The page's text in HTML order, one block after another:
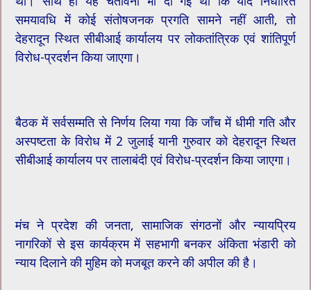
समयावधि में कोई संतोषजनक प्रगति सामने नहीं आती, तो
देहरादून स्थित सीबीआई कार्यालय पर लोकतांत्रिक एवं शांतिपूर्ण
विरोध-प्रदर्शन किया जाएगा।
बैठक में सर्वसम्मति से निर्णय लिया गया कि जाँच में धीमी गति और
अस्पष्टता के विरोध में 2 जुलाई यानी गुरुवार को देहरादून स्थित
सीबीआई कार्यालय पर तालाबंदी एवं विरोध-प्रदर्शन किया जाएगा।
मंच ने प्रदेश की जनता, सामाजिक संगठनों और न्यायप्रिय
नागरिकों से इस कार्यक्रम में सहभागी बनकर अंकिता भंडारी को
न्याय दिलाने की मुहिम को मजबूत करने की अपील की है।